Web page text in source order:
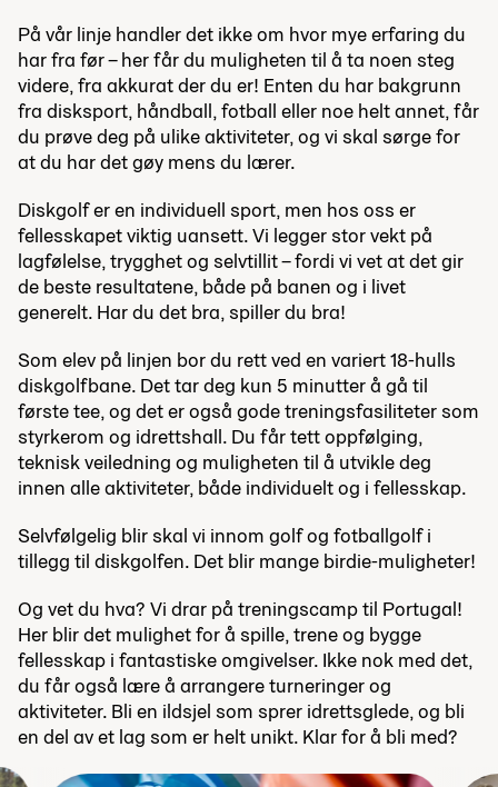
På vår linje handler det ikke om hvor mye erfaring du
har fra før – her får du muligheten til å ta noen steg
videre, fra akkurat der du er! Enten du har bakgrunn
fra disksport, håndball, fotball eller noe helt annet, får
du prøve deg på ulike aktiviteter, og vi skal sørge for
at du har det gøy mens du lærer.
Diskgolf er en individuell sport, men hos oss er
fellesskapet viktig uansett. Vi legger stor vekt på
lagfølelse, trygghet og selvtillit – fordi vi vet at det gir
de beste resultatene, både på banen og i livet
generelt. Har du det bra, spiller du bra!
Som elev på linjen bor du rett ved en variert 18-hulls
diskgolfbane. Det tar deg kun 5 minutter å gå til
første tee, og det er også gode treningsfasiliteter som
styrkerom og idrettshall. Du får tett oppfølging,
teknisk veiledning og muligheten til å utvikle deg
innen alle aktiviteter, både individuelt og i fellesskap.
Selvfølgelig blir skal vi innom golf og fotballgolf i
tillegg til diskgolfen. Det blir mange birdie-muligheter!
Og vet du hva? Vi drar på treningscamp til Portugal!
Her blir det mulighet for å spille, trene og bygge
fellesskap i fantastiske omgivelser. Ikke nok med det,
du får også lære å arrangere turneringer og
aktiviteter. Bli en ildsjel som sprer idrettsglede, og bli
en del av et lag som er helt unikt. Klar for å bli med?